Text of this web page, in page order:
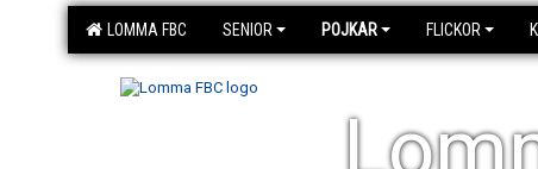
LOMMA FBC SENIOR POJKAR FLICKOR